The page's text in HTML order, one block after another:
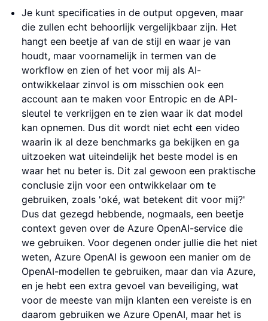
Je kunt specificaties in de output opgeven, maar
die zullen echt behoorlijk vergelijkbaar zijn. Het
hangt een beetje af van de stijl en waar je van
houdt, maar voornamelijk in termen van de
workflow en zien of het voor mij als AI-
ontwikkelaar zinvol is om misschien ook een
account aan te maken voor Entropic en de API-
sleutel te verkrijgen en te zien waar ik dat model
kan opnemen. Dus dit wordt niet echt een video
waarin ik al deze benchmarks ga bekijken en ga
uitzoeken wat uiteindelijk het beste model is en
waar het nu beter is. Dit zal gewoon een praktische
conclusie zijn voor een ontwikkelaar om te
gebruiken, zoals 'oké, wat betekent dit voor mij?'
Dus dat gezegd hebbende, nogmaals, een beetje
context geven over de Azure OpenAI-service die
we gebruiken. Voor degenen onder jullie die het niet
weten, Azure OpenAI is gewoon een manier om de
OpenAI-modellen te gebruiken, maar dan via Azure,
en je hebt een extra gevoel van beveiliging, wat
voor de meeste van mijn klanten een vereiste is en
daarom gebruiken we Azure OpenAI, maar het is